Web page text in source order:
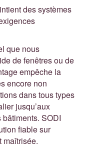
des systèmes
que nous
de fenêtres ou de
empêche la
encore non
dans tous types
jusqu’aux
SODI
fiable sur
maîtrisée.